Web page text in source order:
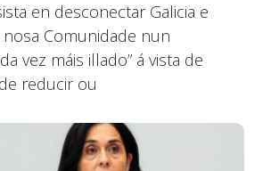
en desconectar Galicia e
Comunidade nun
vez máis illado” á vista de
reducir ou